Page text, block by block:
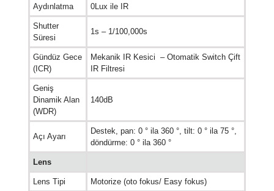
Aydınlatma
0Lux ile IR
Shutter
Süresi
1s – 1/100,000s
Gündüz Gece
(ICR)
Mekanik IR Kesici – Otomatik Switch Çift
IR Filtresi
Geniş
Dinamik Alan
(WDR)
140dB
Açı Ayarı
Destek, pan: 0 ° ila 360 °, tilt: 0 ° ila 75 °,
döndürme: 0 ° ila 360 °
Lens
Lens Tipi Motorize (oto fokus/ Easy fokus)